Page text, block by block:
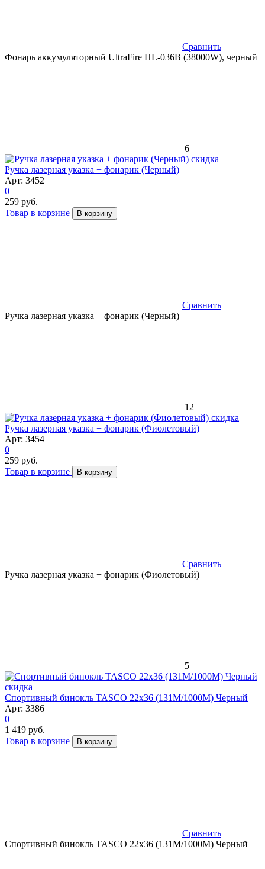
Сравнить
Фонарь аккумуляторный UltraFire HL-036B (38000W), черный
6
скидка
Ручка лазерная указка + фонарик (Черный)
Арт: 3452
0
259 руб.
Товар в корзине
В корзину
Сравнить
Ручка лазерная указка + фонарик (Черный)
12
скидка
Ручка лазерная указка + фонарик (Фиолетовый)
Арт: 3454
0
259 руб.
Товар в корзине
В корзину
Сравнить
Ручка лазерная указка + фонарик (Фиолетовый)
5
скидка
Спортивный бинокль TASCO 22x36 (131M/1000M) Черный
Арт: 3386
0
1 419 руб.
Товар в корзине
В корзину
Сравнить
Спортивный бинокль TASCO 22x36 (131M/1000M) Черный